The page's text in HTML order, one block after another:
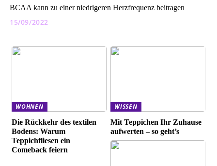
BCAA kann zu einer niedrigeren Herzfrequenz beitragen
15/09/2022
WOHNEN
Die Rückkehr des textilen
Bodens: Warum
Teppichfliesen ein
Comeback feiern
WISSEN
Mit Teppichen Ihr Zuhause
aufwerten – so geht’s